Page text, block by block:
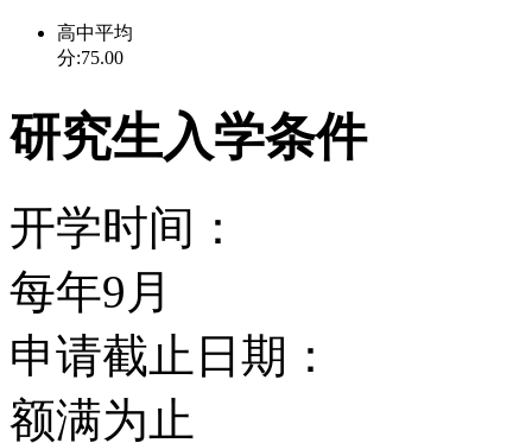
格里菲斯大学的世界一
际舞台。该中心包括
究等学科。这些优势使
外资金投入。其它研究
与公司的政、国际商业
高中平均
分:75.00
研究生入学条件
开学时间：
每年9月
申请截止日期：
额满为止